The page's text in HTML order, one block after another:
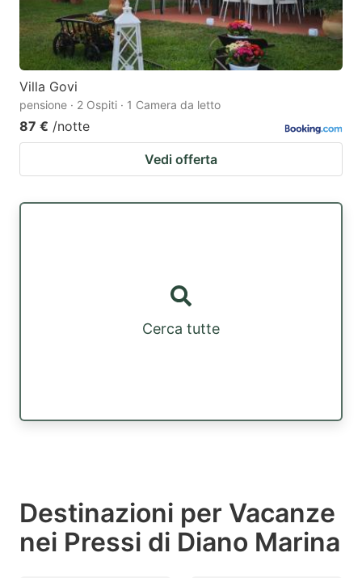
Villa Govi
pensione · 2 Ospiti · 1 Camera da letto
87 € /notte
Vedi offerta
Cerca tutte
Destinazioni per Vacanze
nei Pressi di Diano Marina